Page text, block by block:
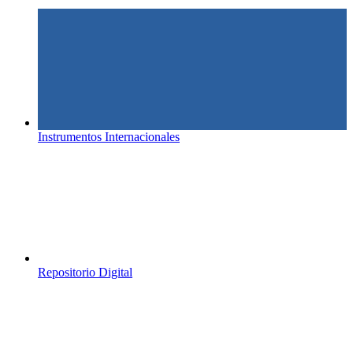
Instrumentos Internacionales
Repositorio Digital